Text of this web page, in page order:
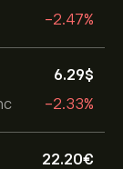
-2.47%
6.29‎$‎
-2.33%
22.20‎€‎